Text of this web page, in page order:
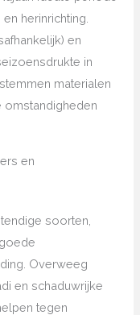
herinrichting.
en
in
materialen
en
soorten,
Overweeg
en schaduwrijke
tegen